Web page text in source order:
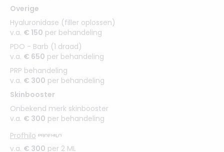
Overige
Hyaluronidase (filler oplossen)
v.a. € 150 per behandeling
PDO - Barb (1 draad)
v.a. € 650 per behandeling
PRP behandeling
v.a. € 300 per behandeling
Skinbooster
Onbekend merk skinbooster
v.a. € 300 per behandeling
Profhilo
v.a. € 300 per 2 ML